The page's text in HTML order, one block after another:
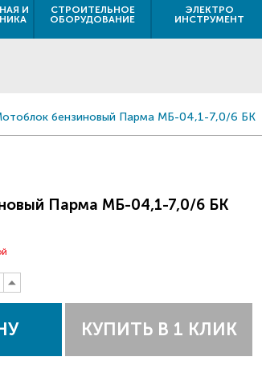
И
СТРОИТЕЛЬНОЕ
ОБОРУДОВАНИЕ
ЭЛЕКТРО
ИНСТРУМЕНТ
бензиновый Парма МБ-04,1-7,0/6 БК
Парма МБ-04,1-7,0/6 БК
КУПИТЬ В 1 КЛИК